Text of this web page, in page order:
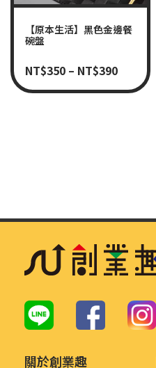
【原本生活】黑色金邊餐
碗盤
NT$350 – NT$390
關於創業趣